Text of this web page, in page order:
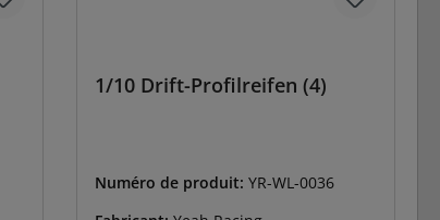
1/10 Drift-Profilreifen (4)
Numéro de produit: YR-WL-0036